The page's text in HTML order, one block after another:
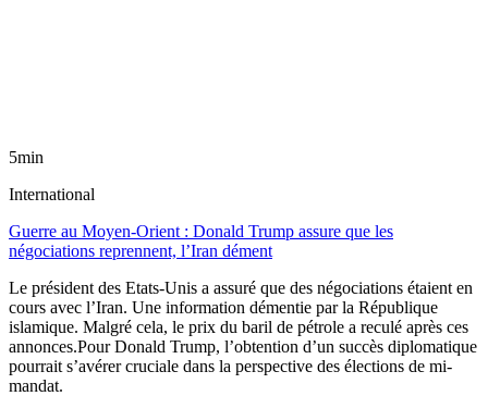
5min
International
Guerre au Moyen-Orient : Donald Trump assure que les
négociations reprennent, l’Iran dément
Le président des Etats-Unis a assuré que des négociations étaient en
cours avec l’Iran. Une information démentie par la République
islamique. Malgré cela, le prix du baril de pétrole a reculé après ces
annonces.Pour Donald Trump, l’obtention d’un succès diplomatique
pourrait s’avérer cruciale dans la perspective des élections de mi-
mandat.